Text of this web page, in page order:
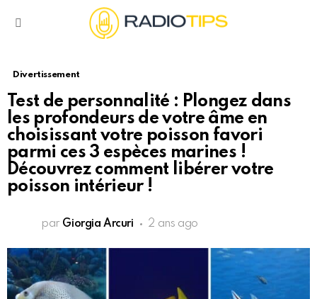
Divertissement
Test de personnalité : Plongez dans
les profondeurs de votre âme en
choisissant votre poisson favori
parmi ces 3 espèces marines !
Découvrez comment libérer votre
poisson intérieur !
par Giorgia Arcuri 2 ans ago